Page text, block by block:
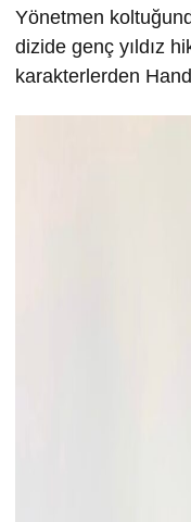
Yönetmen
dizide genç yıldız
karakterlerden